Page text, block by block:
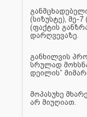
(სიზუსტე), მე-7
(ფაქტის
დარღვევაზე.
განხილვის
სრულად
დეილის”
მოპასუხე
არ მიუღიათ.